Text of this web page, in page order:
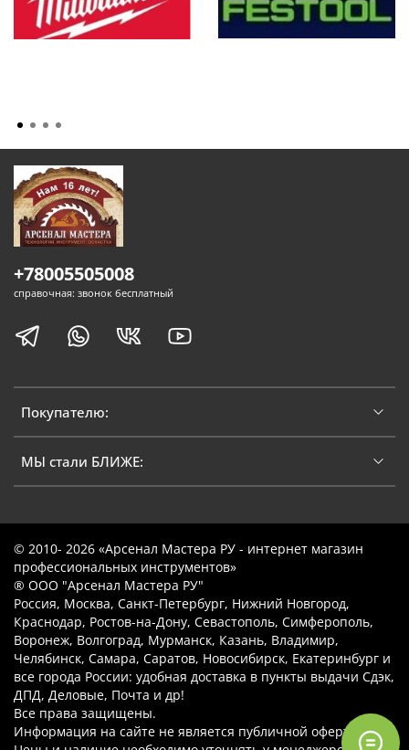
Покупателю:
МЫ стали БЛИЖЕ:
+78005505008
справочная: звонок бесплатный
© 2010- 2026 «Арсенал Мастера РУ - интернет магазин
профессиональных инструментов»
® ООО "Арсенал Мастера РУ"
Россия, Москва, Санкт-Петербург, Нижний Новгород,
Краснодар, Ростов-на-Дону, Севастополь, Симферополь,
Воронеж, Волгоград, Мурманск, Казань, Владимир,
Челябинск, Самара, Саратов, Новосибирск, Екатеринбург и
все города России: удобная доставка в пункты выдачи Сдэк,
ДПД, Деловые, Почта и др!
Все права защищены.
Информация на сайте не является публичной офертой.